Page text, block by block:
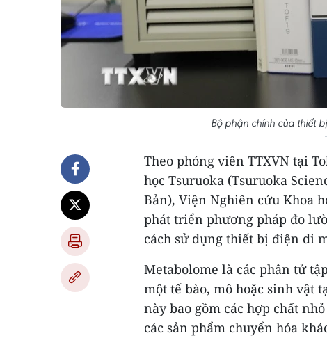
Bộ phận chính của thiết
Theo phóng viên TTXVN tại
học Tsuruoka (Tsuruoka
Bản), Viện Nghiên cứu Khoa
phát triển phương pháp đo
cách sử dụng thiết bị điện di
Metabolome là các phân tử
một tế bào, mô hoặc sinh vật
này bao gồm các hợp chất
các sản phẩm chuyển hóa